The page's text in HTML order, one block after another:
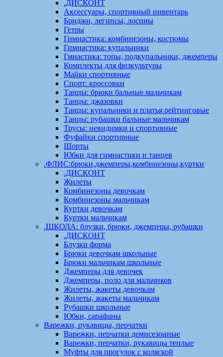
.ДИСКОНТ
Аксессуары, спортивный инвентарь
Бриджи, легинсы, лосины
Гетры
Гимнастика: комбинезоны, костюмы
Гимнастика: купальники
Гмнастика: топы, подкупальники, джемперы
Комплекты для физкультуры
Майки спортивные
Спорт: кроссовки
Танцы: брюки бальные мальчикам
Танцы: джазовки
Танцы: купальники и платья рейтинговые
Танцы: рубашки бальные мальчикам
Трусы: невидимки и спортивные
Фуфайки спортивные
Шорты
Юбки для гимнастики и танцев
.ФЛИС:брюки,джемперы,комбинезоны,куртки
.ДИСКОНТ
Жилеты
Комбинезоны девочкам
Комбинезоны мальчикам
Куртки девочкам
Куртки мальчикам
.ШКОЛА: блузки, брюки, джемперы, рубашки
.ДИСКОНТ
Блузки форма
Брюки девочкам школьные
Брюки мальчикам школьные
Джемперы для девочек
Джемперы, поло для мальчиков
Жилеты, жакеты девочкам
Жилеты, жакеты мальчикам
Рубашки школьные
Юбки, сарафаны
Варежки, рукавицы, перчатки
Варежки, перчатки демисезонные
Варежки, перчатки, рукавицы теплые
Муфты для прогулок с коляской